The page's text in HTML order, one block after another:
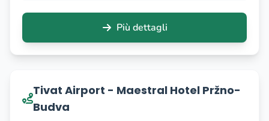
turistica inevitabile. Vari servizi turistici a Tivat e grandi
visite turistiche hanno influenzato il fatto che tutte le
aziende promuovono persino il nostro sistema
nella nostra offerta abbiamo diverse categorie e tipologie
di servizi, i clienti possono anche, quando programmano il
trasferimento dall'aeroporto di Tivat o Port Montenegro,
Più dettagli
Tivat Airport - Maestral Hotel Pržno-
Budva